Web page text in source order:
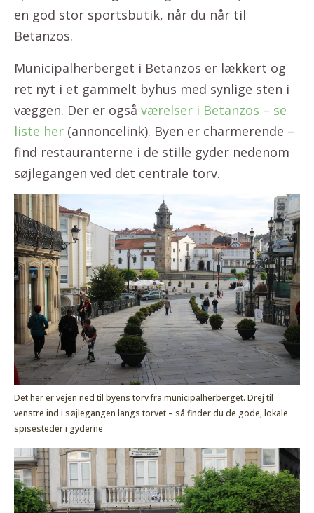
en god stor sportsbutik, når du når til
Betanzos.
Municipalherberget i Betanzos er lækkert og
ret nyt i et gammelt byhus med synlige sten i
væggen. Der er også værelser i Betanzos – se
liste her (annoncelink). Byen er charmerende –
find restauranterne i de stille gyder nedenom
søjlegangen ved det centrale torv.
Det her er vejen ned til byens torv fra municipalherberget. Drej til
venstre ind i søjlegangen langs torvet – så finder du de gode, lokale
spisesteder i gyderne